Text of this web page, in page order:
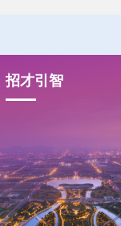
招才引智